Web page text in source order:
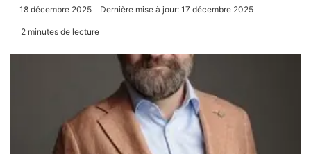
18 décembre 2025 Dernière mise à jour: 17 décembre 2025
2 minutes de lecture